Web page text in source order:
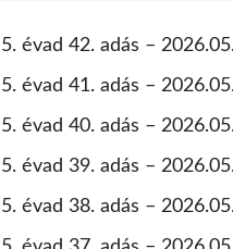
5. évad 42. adás –
5. évad 41. adás –
5. évad 40. adás –
5. évad 39. adás –
5. évad 38. adás –